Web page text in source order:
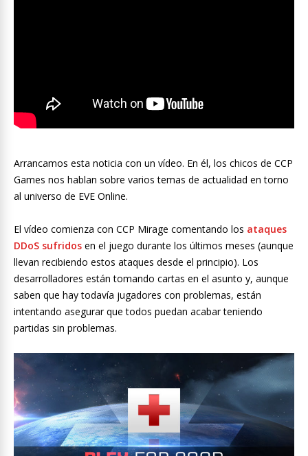
Arrancamos esta noticia con un vídeo. En él, los chicos de CCP
Games nos hablan sobre varios temas de actualidad en torno
al universo de EVE Online.
El vídeo comienza con CCP Mirage comentando los ataques
DDoS sufridos en el juego durante los últimos meses (aunque
llevan recibiendo estos ataques desde el principio). Los
desarrolladores están tomando cartas en el asunto y, aunque
saben que hay todavía jugadores con problemas, están
intentando asegurar que todos puedan acabar teniendo
partidas sin problemas.